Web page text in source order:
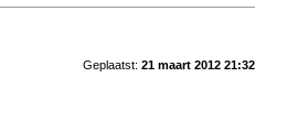
Geplaatst: 21 maart 2012 21:32